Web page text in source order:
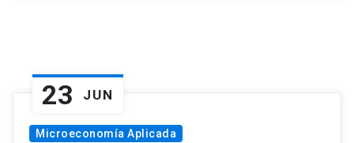
23 JUN
Microeconomía Aplicada